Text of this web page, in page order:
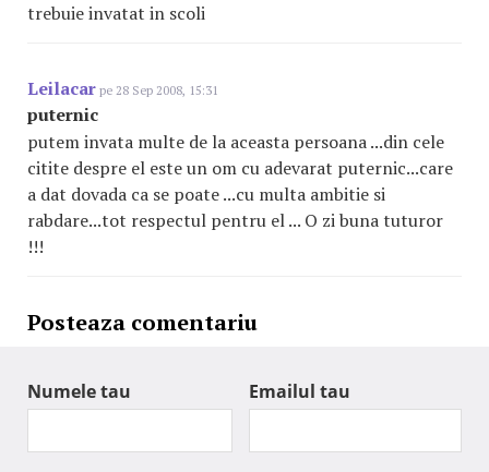
trebuie invatat in scoli
Leilacar pe 28 Sep 2008, 15:31
puternic
putem invata multe de la aceasta persoana ...din cele
citite despre el este un om cu adevarat puternic...care
a dat dovada ca se poate ...cu multa ambitie si
rabdare...tot respectul pentru el ... O zi buna tuturor
!!!
Posteaza comentariu
Numele tau Emailul tau